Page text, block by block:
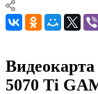
5070 Ti